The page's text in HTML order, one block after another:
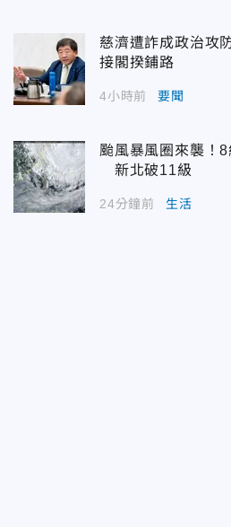
慈濟遭詐成政治攻
接閣揆鋪路
4小時前 要聞
颱風暴風圈來襲！8
新北破11級
24分鐘前 生活